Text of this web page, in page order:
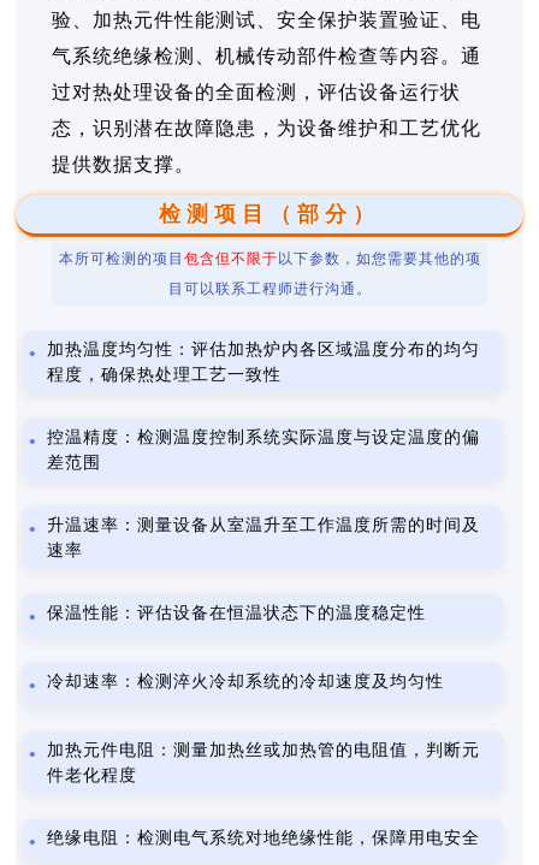
验、加热元件性能测试、安全保护装置验证、电
气系统绝缘检测、机械传动部件检查等内容。通
过对热处理设备的全面检测，评估设备运行状
态，识别潜在故障隐患，为设备维护和工艺优化
提供数据支撑。
检测项目（部分）
本所可检测的项目 包含但不限于 以下参数，如您需要其他的项
目可以联系工程师进行沟通。
加热温度均匀性：评估加热炉内各区域温度分布的均匀
程度，确保热处理工艺一致性
控温精度：检测温度控制系统实际温度与设定温度的偏
差范围
升温速率：测量设备从室温升至工作温度所需的时间及
速率
保温性能：评估设备在恒温状态下的温度稳定性
冷却速率：检测淬火冷却系统的冷却速度及均匀性
加热元件电阻：测量加热丝或加热管的电阻值，判断元
件老化程度
绝缘电阻：检测电气系统对地绝缘性能，保障用电安全